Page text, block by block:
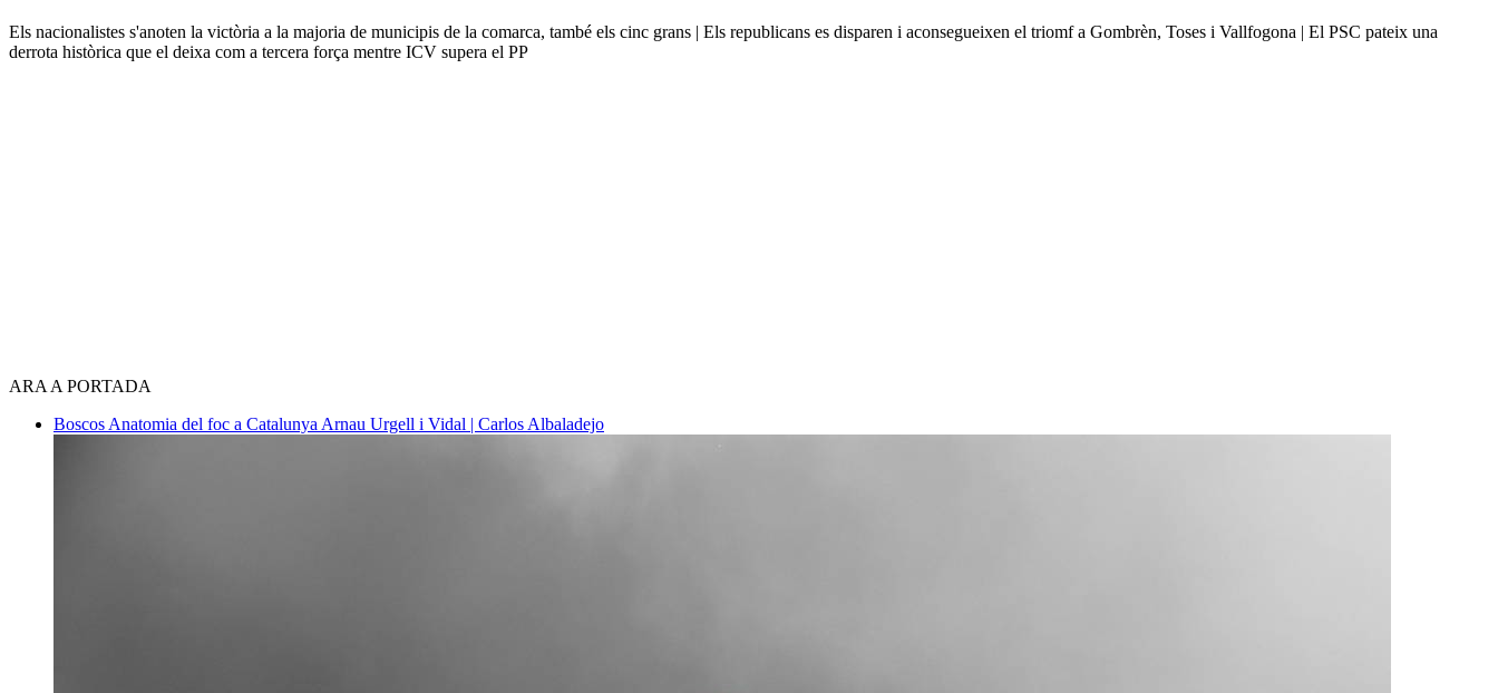
Els nacionalistes s'anoten la victòria a la majoria de municipis de la comarca, també els cinc grans | Els republicans es disparen i aconsegueixen el triomf a Gombrèn, Toses i Vallfogona | El PSC pateix una
derrota històrica que el deixa com a tercera força mentre ICV supera el PP
ARA A PORTADA
Boscos Anatomia del foc a Catalunya Arnau Urgell i Vidal | Carlos Albaladejo